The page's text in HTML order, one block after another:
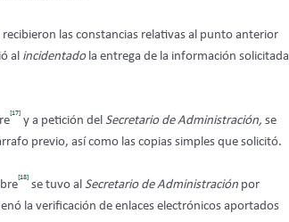
recibieron las constancias relativas al punto anterior
al incidentadola entrega de la información solicitada
[17]
y a petición del Secretario de Administración, se
previo, así como las copias simples que solicitó.
[18]
se tuvo al Secretario de Administración por
la verificación de enlaces electrónicos aportados